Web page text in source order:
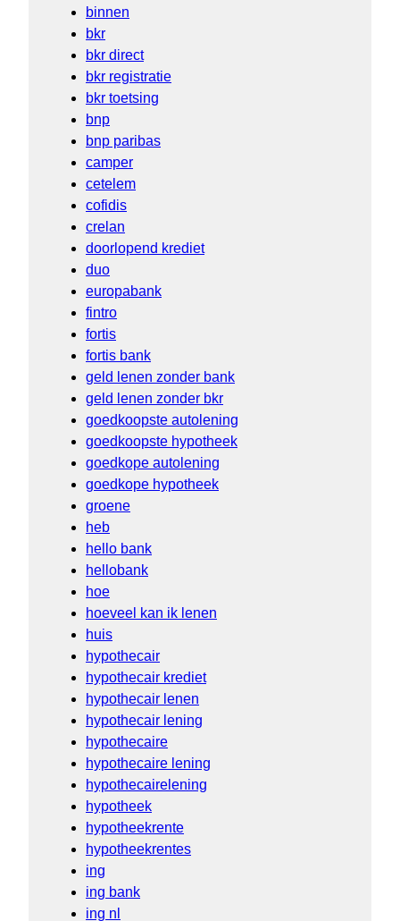
binnen
bkr
bkr direct
bkr registratie
bkr toetsing
bnp
bnp paribas
camper
cetelem
cofidis
crelan
doorlopend krediet
duo
europabank
fintro
fortis
fortis bank
geld lenen zonder bank
geld lenen zonder bkr
goedkoopste autolening
goedkoopste hypotheek
goedkope autolening
goedkope hypotheek
groene
heb
hello bank
hellobank
hoe
hoeveel kan ik lenen
huis
hypothecair
hypothecair krediet
hypothecair lenen
hypothecair lening
hypothecaire
hypothecaire lening
hypothecairelening
hypotheek
hypotheekrente
hypotheekrentes
ing
ing bank
ing nl